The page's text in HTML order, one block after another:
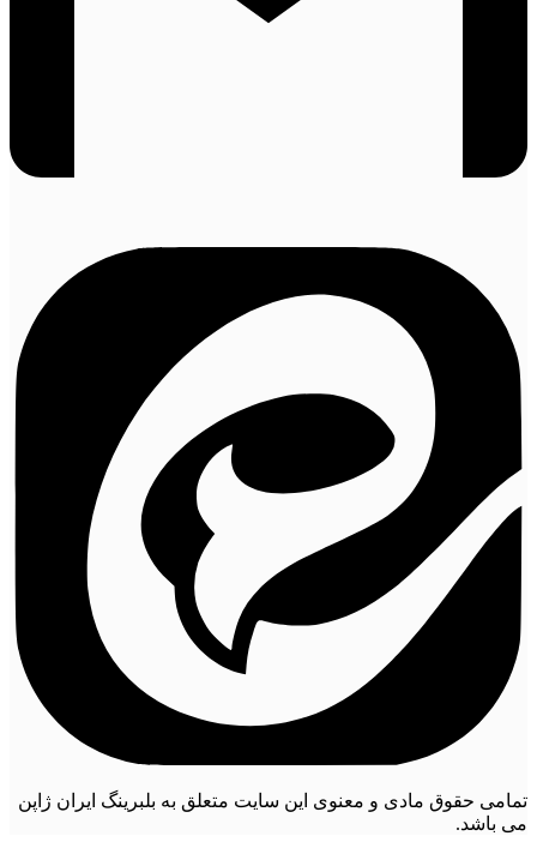
تمامی حقوق مادی و معنوی این سایت متعلق به بلبرینگ ایران ژاپن
می باشد.